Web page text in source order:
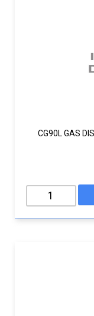
CG90L GAS